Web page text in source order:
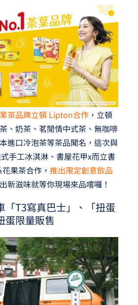
茶品牌立頓 Lipton合作，立頓
、奶茶、茗閒情中式茶、無咖啡
進口冷泡茶等茶品聞名，這次與
手工冰淇淋、書屋花甲x而立書
果茶合作， 推出限定創意飲品
新滋味就等你現場來品嚐囉！
「T3寫真巴士」、「扭蛋
蛋限量販售